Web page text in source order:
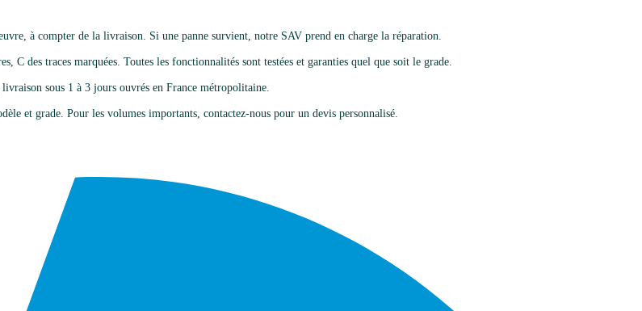
à compter de la livraison. Si une panne survient, notre SAV prend en charge la réparation.
C des traces marquées. Toutes les fonctionnalités sont testées et garanties quel que soit le grade.
sous 1 à 3 jours ouvrés en France métropolitaine.
et grade. Pour les volumes importants, contactez-nous pour un devis personnalisé.